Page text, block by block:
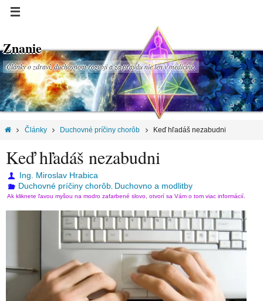
Znanie
Články o zdraví, duchovnom rozvoji a za pravdu nie len v medicíne.
Články Duchovné príčiny chorôb Keď hľadáš nezabudni
Keď hľadáš nezabudni
Ing. Miroslav Hrabica
Duchovné príčiny chorôb Duchovno a modlitby
Ak kliknete ľavou myšou na modro zafarbené slovo, otvorí sa Vám o tom viac informácií.